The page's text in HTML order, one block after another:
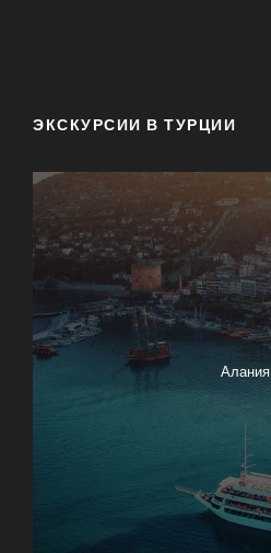
ЭКСКУРСИИ В ТУРЦИИ
Алания